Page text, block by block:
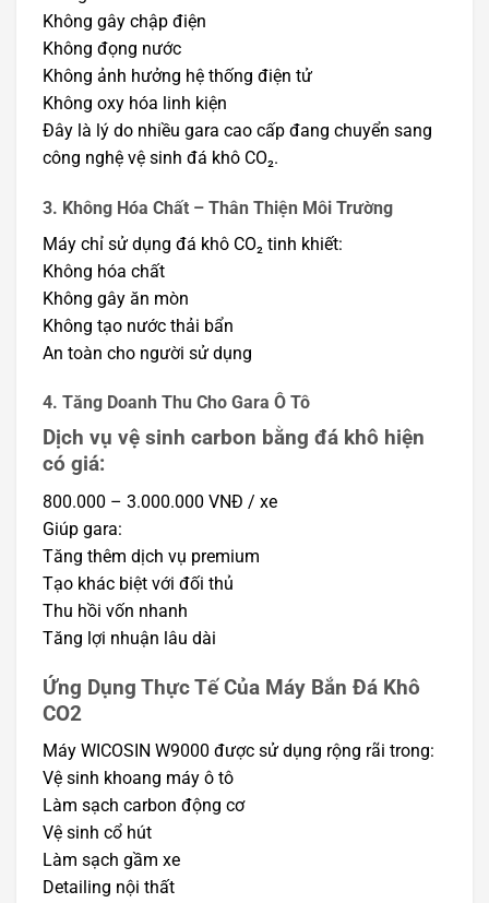
Không gây chập điện
Không đọng nước
Không ảnh hưởng hệ thống điện tử
Không oxy hóa linh kiện
Đây là lý do nhiều gara cao cấp đang chuyển sang
công nghệ vệ sinh đá khô CO₂.
3. Không Hóa Chất – Thân Thiện Môi Trường
Máy chỉ sử dụng đá khô CO₂ tinh khiết:
Không hóa chất
Không gây ăn mòn
Không tạo nước thải bẩn
An toàn cho người sử dụng
4. Tăng Doanh Thu Cho Gara Ô Tô
Dịch vụ vệ sinh carbon bằng đá khô hiện
có giá:
800.000 – 3.000.000 VNĐ / xe
Giúp gara:
Tăng thêm dịch vụ premium
Tạo khác biệt với đối thủ
Thu hồi vốn nhanh
Tăng lợi nhuận lâu dài
Ứng Dụng Thực Tế Của Máy Bắn Đá Khô
CO2
Máy WICOSIN W9000 được sử dụng rộng rãi trong:
Vệ sinh khoang máy ô tô
Làm sạch carbon động cơ
Vệ sinh cổ hút
Làm sạch gầm xe
Detailing nội thất